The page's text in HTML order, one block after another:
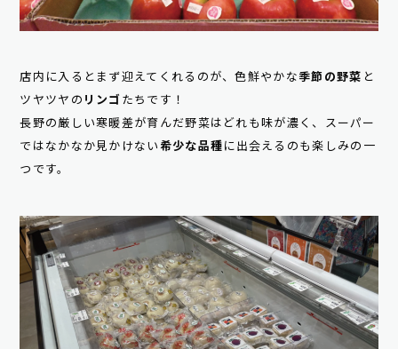
店内に入るとまず迎えてくれるのが、色鮮やかな 季節の野菜 と
ツヤツヤの リンゴ たちです！
長野の厳しい寒暖差が育んだ野菜はどれも味が濃く、スーパー
ではなかなか見かけない 希少な品種 に出会えるのも楽しみの一
つです。